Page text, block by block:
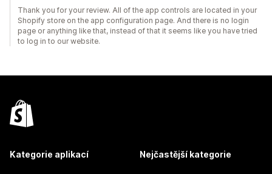
Thank you for your review. All of the app controls are located in your
Shopify store on the app configuration page. And there is no login
page or anything like that, instead of that it seems like you have tried
to log in to our website.
Kategorie aplikací Nejčastější kategorie